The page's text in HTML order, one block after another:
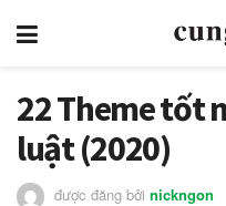
22 Theme tốt
luật (2020)
được đăng bởi nickngon